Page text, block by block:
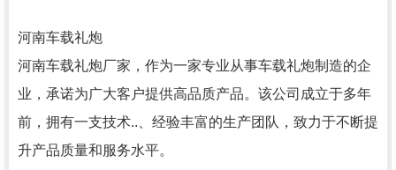
河南车载礼炮
河南车载礼炮厂家，作为一家专业从事车载礼炮制造的企
业，承诺为广大客户提供高品质产品。该公司成立于多年
前，拥有一支技术..、经验丰富的生产团队，致力于不断提
升产品质量和服务水平。